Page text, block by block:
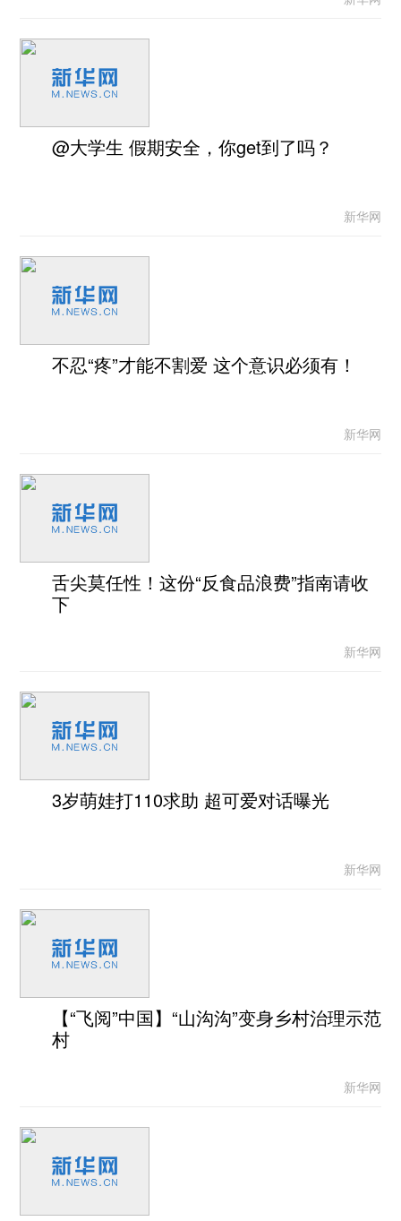
@大学生 假期安全，你get到了吗？
新华网
不忍“疼”才能不割爱 这个意识必须有！
新华网
舌尖莫任性！这份“反食品浪费”指南请收
下
新华网
3岁萌娃打110求助 超可爱对话曝光
新华网
【“飞阅”中国】“山沟沟”变身乡村治理示范
村
新华网